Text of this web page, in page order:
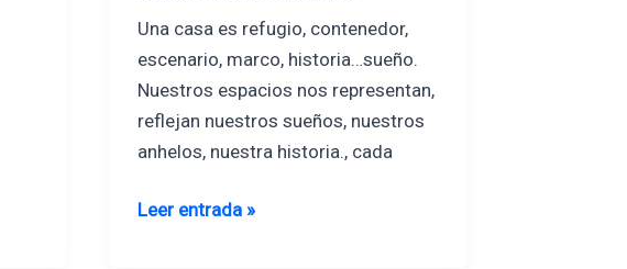
Una casa es refugio, contenedor,
escenario, marco, historia…sueño.
Nuestros espacios nos representan,
reflejan nuestros sueños, nuestros
anhelos, nuestra historia., cada
arquitectura
Leer entrada »